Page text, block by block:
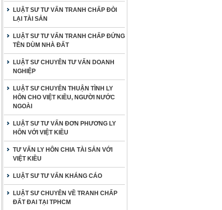
LUẬT SƯ TƯ VẤN TRANH CHẤP ĐÒI
LẠI TÀI SẢN
LUẬT SƯ TƯ VẤN TRANH CHẤP ĐỨNG
TÊN DÙM NHÀ ĐẤT
LUẬT SƯ CHUYÊN TƯ VẤN DOANH
NGHIỆP
LUẬT SƯ CHUYÊN THUẬN TÌNH LY
HÔN CHO VIỆT KIỀU, NGƯỜI NƯỚC
NGOÀI
LUẬT SƯ TƯ VẤN ĐƠN PHƯƠNG LY
HÔN VỚI VIỆT KIỀU
TƯ VẤN LY HÔN CHIA TÀI SẢN VỚI
VIỆT KIỀU
LUẬT SƯ TƯ VẤN KHÁNG CÁO
LUẬT SƯ CHUYÊN VỀ TRANH CHẤP
ĐẤT ĐAI TẠI TPHCM